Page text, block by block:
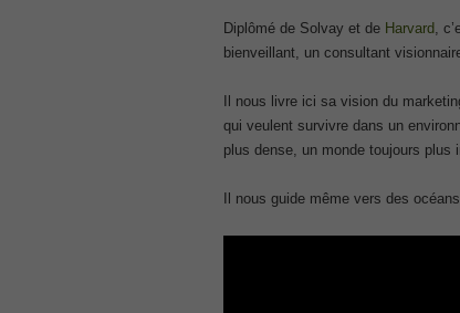
70-980 pdf
, /
, /
070-243
, /
, /
Diplômé de Solvay et de Harvard,
bienveillant, un consultant
Il nous livre ici sa vision du
qui veulent survivre dans un
plus dense, un monde toujours plus
Il nous guide même vers des